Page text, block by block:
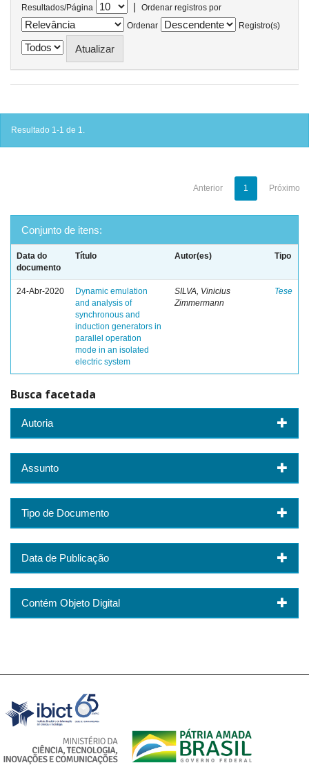
Resultados/Página |
Ordenar registros por
Ordenar
Registro(s)
Resultado 1-1 de 1.
Anterior 1 Próximo
Conjunto de itens:
Data do
documento
Título Autor(es) Tipo
24-Abr-2020
Dynamic emulation
and analysis of
synchronous and
induction generators in
parallel operation
mode in an isolated
electric system
SILVA, Vinicius
Zimmermann
Tese
Busca facetada
Autoria
Assunto
Tipo de Documento
Data de Publicação
Contém Objeto Digital